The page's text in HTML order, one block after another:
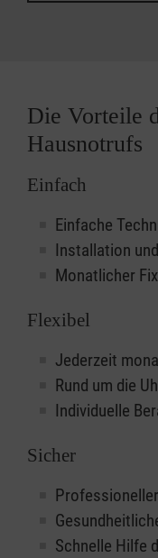
Die Vorteile
Hausnotrufs
Einfach
Einfache
Installation
Monatlicher
Flexibel
Jederzeit
Rund um die
Individuelle
Sicher
Schnelle Hilfe